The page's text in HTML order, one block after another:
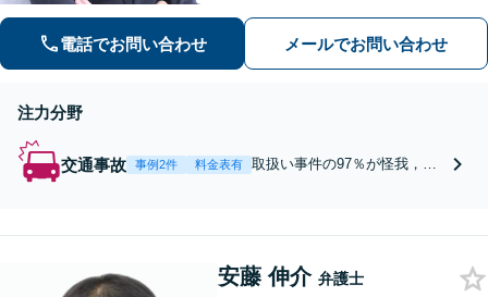
対応可能】
電話でお問い合わせ メールでお問い合わせ
注力分野
交通事故 事例2件 料金表有
取扱い事件の97％が怪我，後
で，茨城県全体・東京からも
安藤 伸介 弁護士